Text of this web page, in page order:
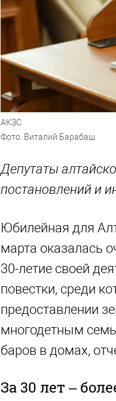
АКЗС
Фото: Виталий Барабаш
Депутаты
постановлений и
Юбилейная для
марта оказалась
30-летие своей
повестки, среди
предоставлении
многодетным
баров в домах,
За 30 лет –